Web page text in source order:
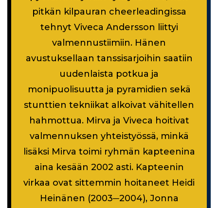
pitkän kilpauran cheerleadingissa
tehnyt Viveca Andersson liittyi
valmennustiimiin. Hänen
avustuksellaan tanssisarjoihin saatiin
uudenlaista potkua ja
monipuolisuutta ja pyramidien sekä
stunttien tekniikat alkoivat vähitellen
hahmottua. Mirva ja Viveca hoitivat
valmennuksen yhteistyössä, minkä
lisäksi Mirva toimi ryhmän kapteenina
aina kesään 2002 asti. Kapteenin
virkaa ovat sittemmin hoitaneet Heidi
Heinänen (2003─2004), Jonna